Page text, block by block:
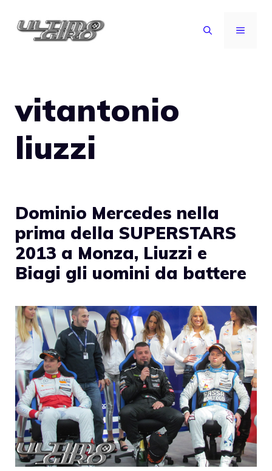
MENU
vitantonio
liuzzi
Dominio Mercedes nella
prima della SUPERSTARS
2013 a Monza, Liuzzi e
Biagi gli uomini da battere